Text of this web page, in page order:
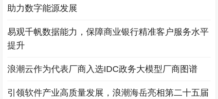
助力数字能源发展
易观千帆数据能力，保障商业银行精准客户服务水平
提升
浪潮云作为代表厂商入选IDC政务大模型厂商图谱
引领软件产业高质量发展，浪潮海岳亮相第二十五届